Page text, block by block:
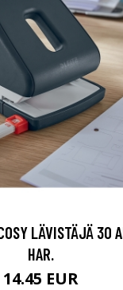
LÄVISTÄJÄ 30
HAR.
14.45 EUR